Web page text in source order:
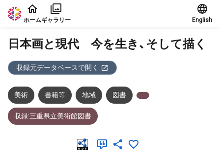
本文に飛ぶ
ホームギャラリー English
日本画と現代 今を生き、そして描く
収録元データベースで開く
美術 書籍等 地域 図書
収録:三重県立美術館図書